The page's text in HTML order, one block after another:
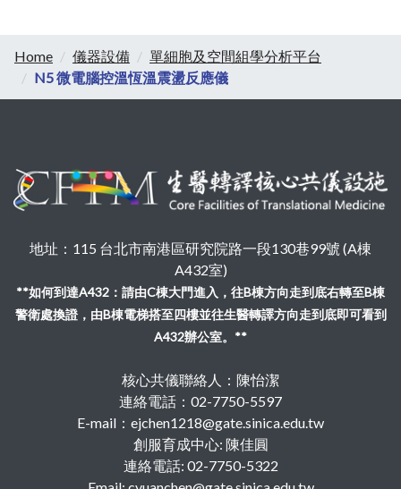
Home 儀器設備
單細胞及空間組學分析平台
N5 微電腦控溫恆溫震盪反應儀
地址：115 台北市南港區研究院路一段130巷99號 (A棟
A432室)
**如何到達A432：請由C棟大門進入，往B棟方向走到底右轉至B棟
警衛處換證，由B棟電梯搭至四樓並往生醫轉譯方向走到底即可看到
A432辦公室。**
核心共儀聯絡人：陳怡潔
連絡電話：02-7750-5597
E-mail：ejchen1218@gate.sinica.edu.tw
創服育成中心: 陳佳圓
連絡電話: 02-7750-5322